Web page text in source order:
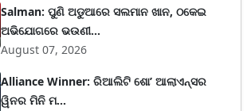
Salman: ପୁଣି ଅଡୁଆରେ ସଲମାନ ଖାନ, ଠକେଇ
ଅଭିଯୋଗରେ ଭଉଣୀ...
August 07, 2026
Alliance Winner: ରିଆଲିଟି ଶୋ’ ଆଲାଏନ୍ସର
ୱିନର ମିନି ମ...